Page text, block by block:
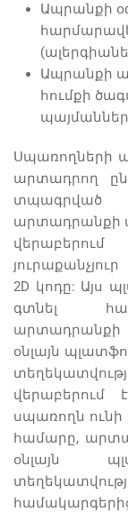
Ապրանքի
Ապրանքի
հումքի
Սպառողների
արտադրող
տպագրված
արտադրանքի
2D կոդը: Այս
գտնել
օնլայն
վերաբերում
սպառողն ունի
համարը,
օնլայն